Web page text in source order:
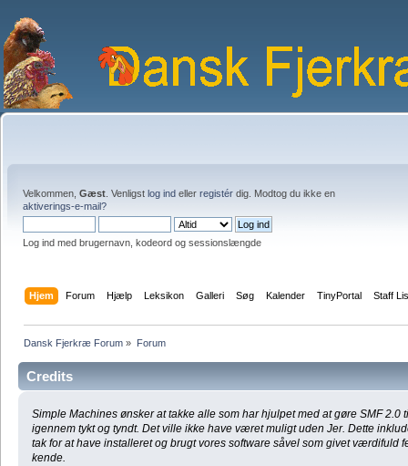
Velkommen, Gæst . Venligst log ind eller registér dig. Modtog du ikke en
aktiverings-e-mail?
Log ind med brugernavn, kodeord og sessionslængde
Hjem Forum Hjælp Leksikon Galleri Søg Kalender TinyPortal Staff
Dansk Fjerkræ Forum » Forum
Credits
Simple Machines ønsker at takke alle som har hjulpet med at gøre SMF
igennem tykt og tyndt. Det ville ikke have været muligt uden Jer. Dette
tak for at have installeret og brugt vores software såvel som givet værdifuld
kende.